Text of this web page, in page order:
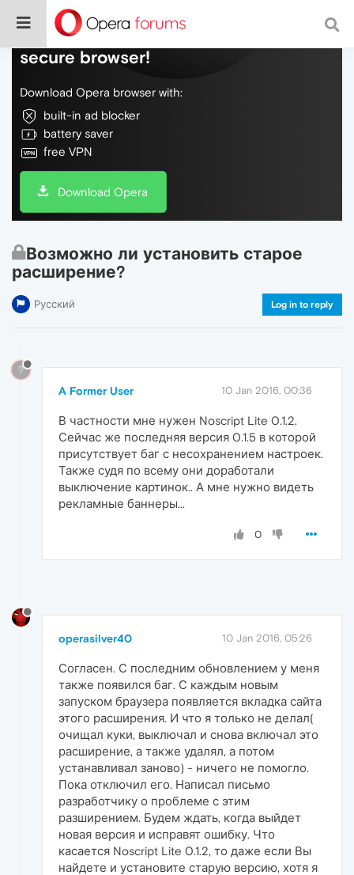
Do more on the web, with a fast and
secure browser!
Download Opera browser with:
built-in ad blocker
battery saver
free VPN
Download Opera
Возможно ли установить старое
расширение?
Русский Log in to reply
?
A Former User 10 Jan 2016, 00:36
В частности мне нужен Noscript Lite 0.1.2.
Сейчас же последняя версия 0.1.5 в которой
присутствует баг с несохранением настроек.
Также судя по всему они доработали
выключение картинок.. А мне нужно видеть
рекламные баннеры...
0
operasilver40 10 Jan 2016, 05:26
Согласен. С последним обновлением у меня
также появился баг. С каждым новым
запуском браузера появляется вкладка сайта
этого расширения. И что я только не делал(
очищал куки, выключал и снова включал это
расширение, а также удалял, а потом
устанавливал заново) - ничего не помогло.
Пока отключил его. Написал письмо
разработчику о проблеме с этим
разширением. Будем ждать, когда выйдет
новая версия и исправят ошибку. Что
касается Noscript Lite 0.1.2, то даже если Вы
найдете и установите старую версию, хотя я